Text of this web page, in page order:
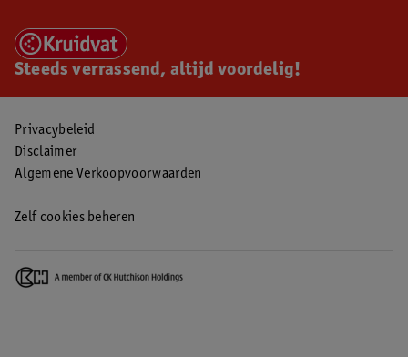
Steeds verrassend, altijd voordelig!
Privacybeleid
Disclaimer
Algemene Verkoopvoorwaarden
Zelf cookies beheren